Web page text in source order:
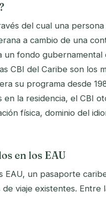
del cual una
a cambio de una
un fondo gubernamental
CBI del Caribe son los
su programa desde
la residencia, el CBI
física, dominio del
en los EAU
EAU, un pasaporte
viaje existentes. Entre